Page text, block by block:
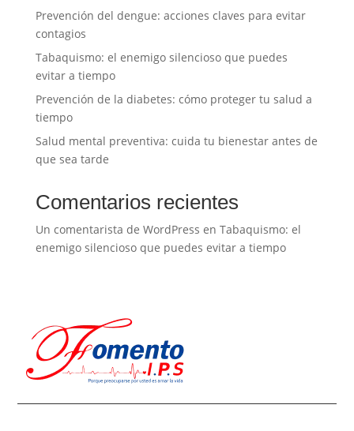
Prevención del dengue: acciones claves para evitar
contagios
Tabaquismo: el enemigo silencioso que puedes
evitar a tiempo
Prevención de la diabetes: cómo proteger tu salud a
tiempo
Salud mental preventiva: cuida tu bienestar antes de
que sea tarde
Comentarios recientes
Un comentarista de WordPress en Tabaquismo: el
enemigo silencioso que puedes evitar a tiempo